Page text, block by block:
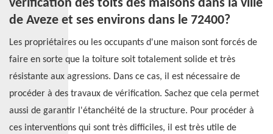
vérification des toits des maisons dans la ville
de Aveze et ses environs dans le 72400?
Les propriétaires ou les occupants d'une maison sont forcés de
faire en sorte que la toiture soit totalement solide et très
résistante aux agressions. Dans ce cas, il est nécessaire de
procéder à des travaux de vérification. Sachez que cela permet
aussi de garantir l'étanchéité de la structure. Pour procéder à
ces interventions qui sont très difficiles, il est très utile de